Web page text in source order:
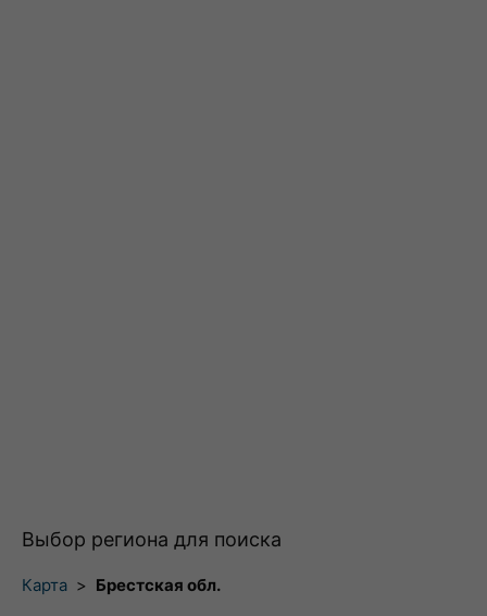
Выбор региона для поиска
Карта > Брестская обл.